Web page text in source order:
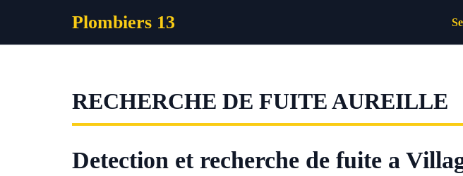
contenu
Plombiers 13
RECHERCHE DE FUITE AUREILLE
Detection et recherche de fuite a